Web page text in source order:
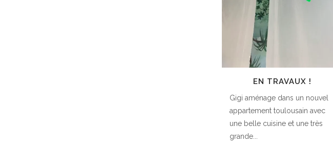
EN TRAVAUX !
Gigi aménage dans un nouvel
appartement toulousain avec
une belle cuisine et une très
grande...